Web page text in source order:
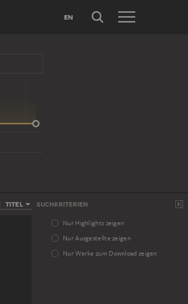
EN
TITEL SUCHKRITERIEN
Nur Highlights zeigen
Nur Ausgestellte zeigen
Nur Werke zum Download zeigen